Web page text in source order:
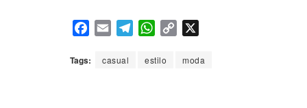
c
a
W
a
p
Tags: casual estilo moda